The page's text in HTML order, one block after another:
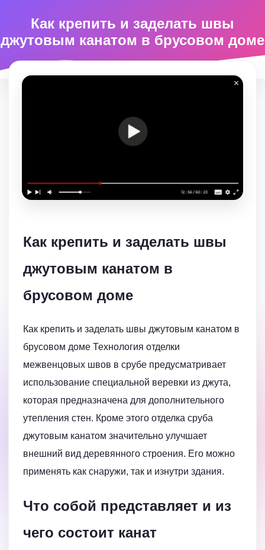
Как крепить и заделать швы
джутовым канатом в брусовом доме
Как крепить и заделать швы
джутовым канатом в
брусовом доме
Как крепить и заделать швы джутовым канатом в
брусовом доме Технология отделки
межвенцовых швов в срубе предусматривает
использование специальной веревки из джута,
которая предназначена для дополнительного
утепления стен. Кроме этого отделка сруба
джутовым канатом значительно улучшает
внешний вид деревянного строения. Его можно
применять как снаружи, так и изнутри здания.
Что собой представляет и из
чего состоит канат